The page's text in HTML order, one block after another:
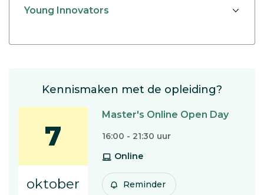
Young Innovators
Kennismaken met de opleiding?
7
oktober
Master's Online Open Day
16:00 - 21:30 uur
Online
Reminder